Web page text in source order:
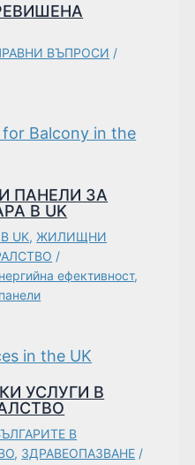
ВЪПРОСИ /
ПАНЕЛИ ЗА
В UK
UK, ЖИЛИЩНИ
/
ефективност,
УСЛУГИ В
В
, ЗДРАВЕОПАЗВАНЕ /